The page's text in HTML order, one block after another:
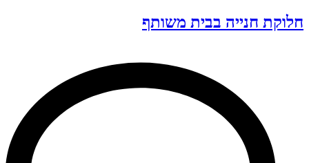
חלוקת חנייה בבית משותף